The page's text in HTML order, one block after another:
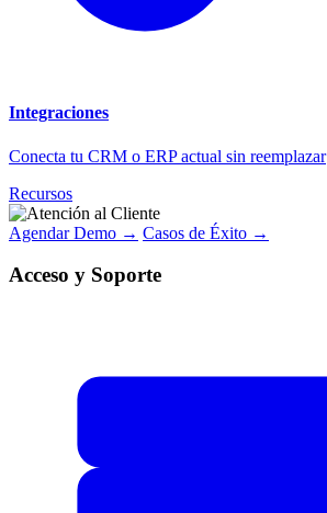
Integraciones
Conecta tu CRM o ERP actual sin reemplazar
Recursos
Agendar Demo → Casos de Éxito →
Acceso y Soporte